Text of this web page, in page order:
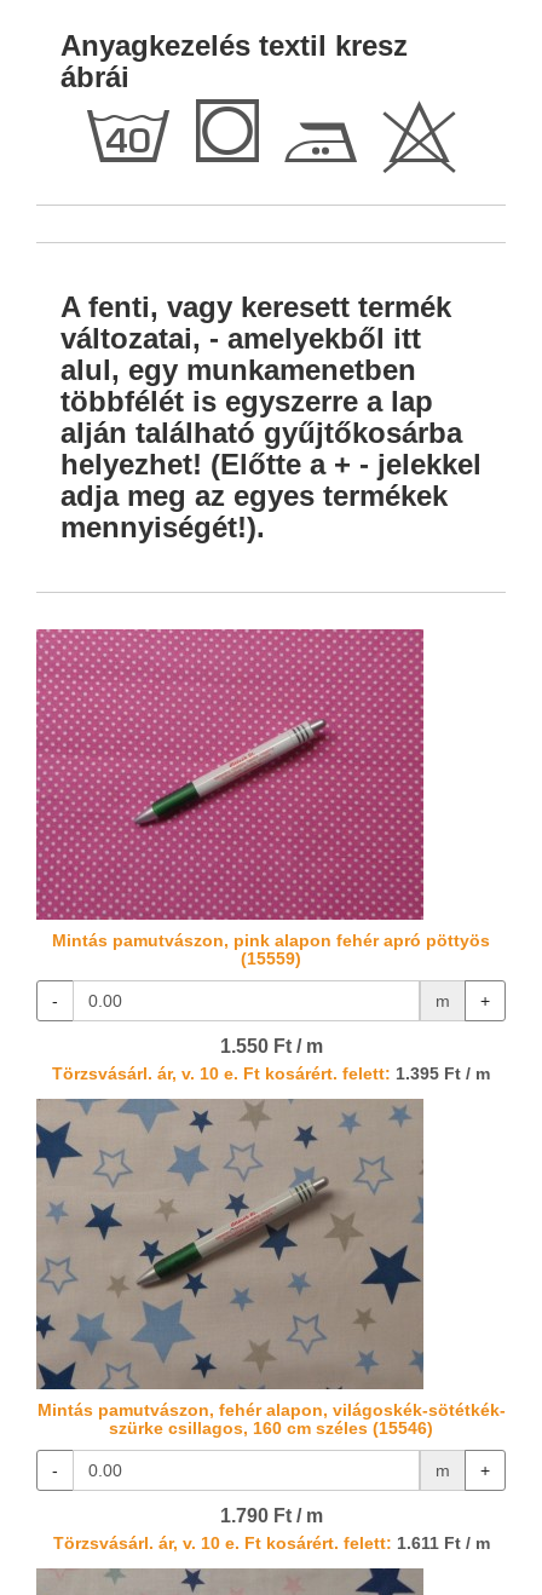
Anyagkezelés textil kresz
ábrái
h Q E H
A fenti, vagy keresett termék
változatai, - amelyekből itt
alul, egy munkamenetben
többfélét is egyszerre a lap
alján található gyűjtőkosárba
helyezhet! (Előtte a + - jelekkel
adja meg az egyes termékek
mennyiségét!).
Mintás pamutvászon, pink alapon fehér apró pöttyös
(15559)
- m +
1.550 Ft / m
Törzsvásárl. ár, v. 10 e. Ft kosárért. felett: 1.395 Ft / m
Mintás pamutvászon, fehér alapon, világoskék-sötétkék-
szürke csillagos, 160 cm széles (15546)
- m +
1.790 Ft / m
Törzsvásárl. ár, v. 10 e. Ft kosárért. felett: 1.611 Ft / m